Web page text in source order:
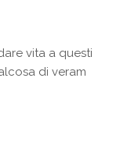
vita a questi
di veram